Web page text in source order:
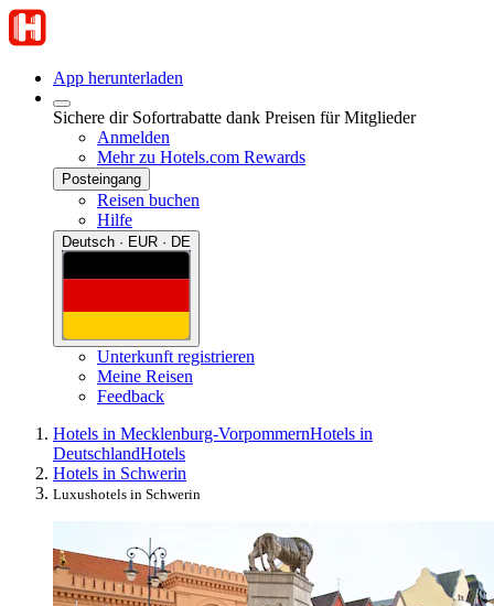
App herunterladen
Sichere dir Sofortrabatte dank Preisen für Mitglieder
Anmelden
Mehr zu Hotels.com Rewards
Posteingang
Reisen buchen
Hilfe
Deutsch · EUR · DE
Unterkunft registrieren
Meine Reisen
Feedback
Hotels in Mecklenburg-VorpommernHotels in
DeutschlandHotels
Hotels in Schwerin
Luxushotels in Schwerin